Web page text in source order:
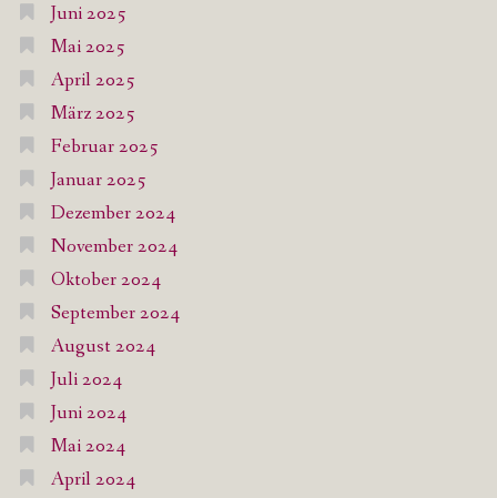
Juni 2025
Mai 2025
April 2025
März 2025
Februar 2025
Januar 2025
Dezember 2024
November 2024
Oktober 2024
September 2024
August 2024
Juli 2024
Juni 2024
Mai 2024
April 2024